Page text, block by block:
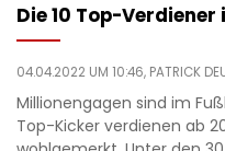
Die 10 Top-Verdiener
04.04.2022 UM 10:46, PATRICK
Millionengagen sind im
Top-Kicker verdienen ab